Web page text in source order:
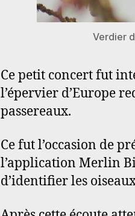
Verdier
Ce petit concert fut
l’épervier d’Europe
passereaux.
Ce fut l’occasion de
l’application Merlin
d’identifier les